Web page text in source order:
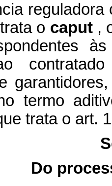
reguladora
o caput ,
termo
trata o art.
Do